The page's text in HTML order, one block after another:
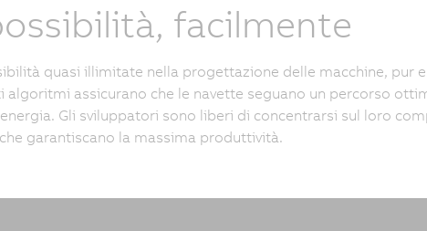
facilmente
quasi illimitate nella progettazione delle macchine, pur
assicurano che le navette seguano un percorso
Gli sviluppatori sono liberi di concentrarsi sul loro
garantiscano la massima produttività.